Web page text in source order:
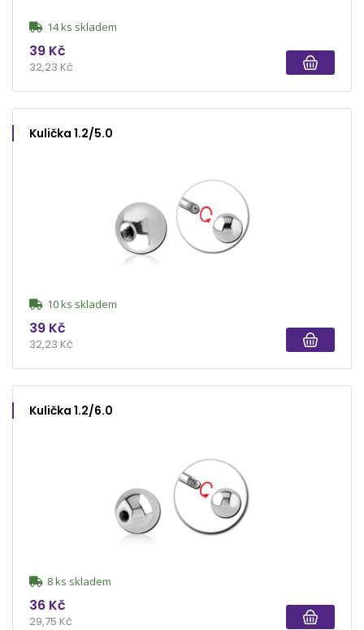
14 ks skladem
39 Kč
32,23 Kč
Kulička 1.2/5.0
10 ks skladem
39 Kč
32,23 Kč
Kulička 1.2/6.0
8 ks skladem
36 Kč
29,75 Kč